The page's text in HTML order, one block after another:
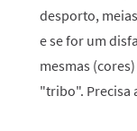
desporto,
e se for um
mesmas
"tribo". Precisa